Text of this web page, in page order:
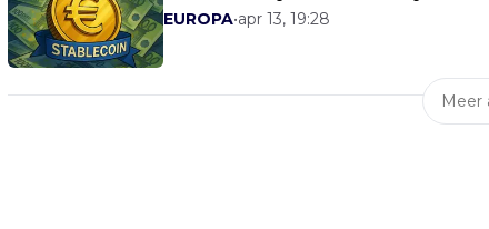
EUROPA•apr 13, 19:28
Meer